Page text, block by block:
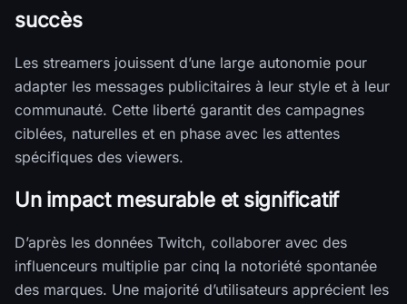
succès
Les streamers jouissent d’une large autonomie pour
adapter les messages publicitaires à leur style et à leur
communauté. Cette liberté garantit des campagnes
ciblées, naturelles et en phase avec les attentes
spécifiques des viewers.
Un impact mesurable et significatif
D’après les données Twitch, collaborer avec des
influenceurs multiplie par cinq la notoriété spontanée
des marques. Une majorité d’utilisateurs apprécient les